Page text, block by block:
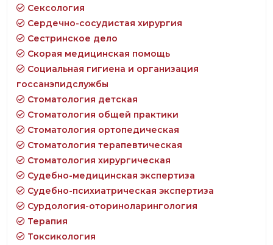
Сексология
Сердечно-сосудистая хирургия
Сестринское дело
Скорая медицинская помощь
Социальная гигиена и организация
госсанэпидслужбы
Стоматология детская
Стоматология общей практики
Стоматология ортопедическая
Стоматология терапевтическая
Стоматология хирургическая
Судебно-медицинская экспертиза
Судебно-психиатрическая экспертиза
Сурдология-оториноларингология
Терапия
Токсикология